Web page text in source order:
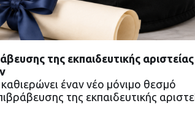
της εκπαιδευτικής
έναν νέο μόνιμο θεσμό
της εκπαιδευτικής